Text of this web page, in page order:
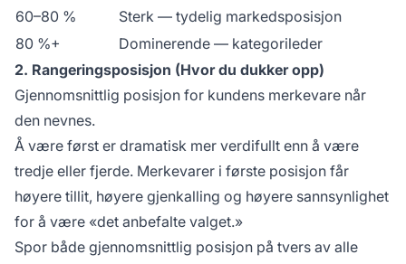
60–80 %
Sterk — tydelig markedsposisjon
80 %+
Dominerende — kategorileder
2. Rangeringsposisjon (Hvor du dukker opp)
Gjennomsnittlig posisjon for kundens merkevare når
den nevnes.
Å være først er dramatisk mer verdifullt enn å være
tredje eller fjerde. Merkevarer i første posisjon får
høyere tillit, høyere gjenkalling og høyere sannsynlighet
for å være «det anbefalte valget.»
Spor både gjennomsnittlig posisjon på tvers av alle